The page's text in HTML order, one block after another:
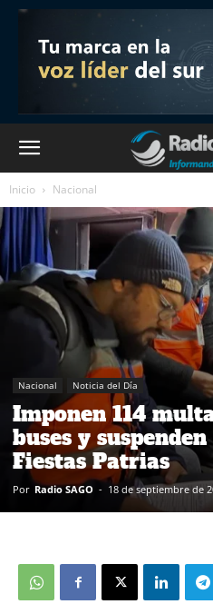
Inicio Nacional
Nacional Noticia del Día
Imponen 114
buses y
Fiestas Patrias
Por Radio SAGO - 18 de septiembre de